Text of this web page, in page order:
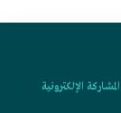
المشاركة الإلكترونية